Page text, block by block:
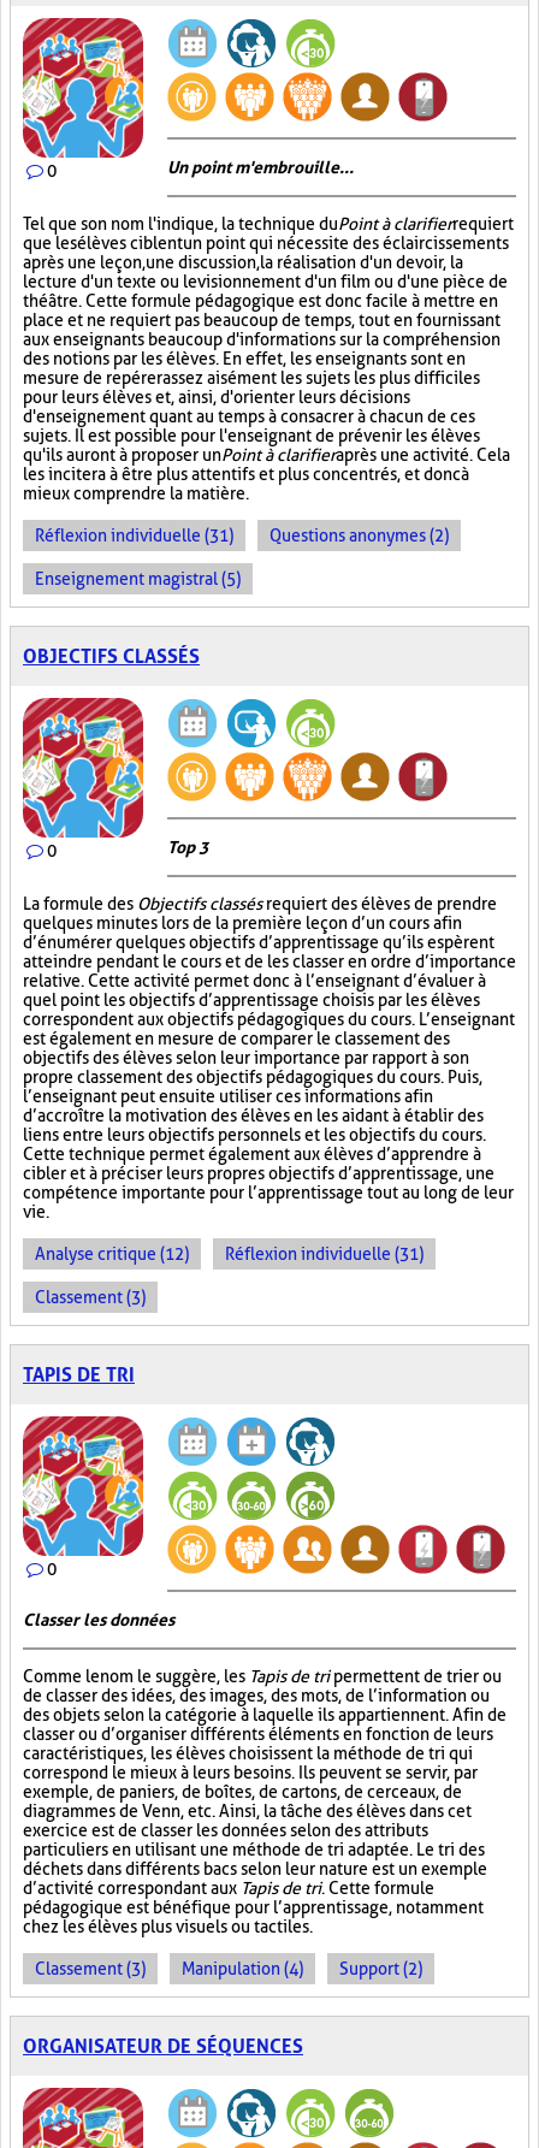
0 Un point m'embrouille...
Tel que son nom l'indique, la technique duPoint à clarifierrequiert
que les élèves ciblent un point qui nécessite des éclaircissements
après une leçon, une discussion, la réalisation d'un devoir, la
lecture d'un texte ou le visionnement d'un film ou d'une pièce de
théâtre. Cette formule pédagogique est donc facile à mettre en
place et ne requiert pas beaucoup de temps, tout en fournissant
aux enseignants beaucoup d'informations sur la compréhension
des notions par les élèves. En effet, les enseignants sont en
mesure de repérer assez aisément les sujets les plus difficiles
pour leurs élèves et, ainsi, d'orienter leurs décisions
d'enseignement quant au temps à consacrer à chacun de ces
sujets. Il est possible pour l'enseignant de prévenir les élèves
qu'ils auront à proposer unPoint à clarifieraprès une activité. Cela
les incitera à être plus attentifs et plus concentrés, et donc à
mieux comprendre la matière.
Réflexion individuelle (31) Questions anonymes (2)
Enseignement magistral (5)
OBJECTIFS CLASSÉS
0 Top 3
La formule des Objectifs classésrequiert des élèves de prendre
quelques minutes lors de la première leçon d’un cours afin
d’énumérer quelques objectifs d’apprentissage qu’ils espèrent
atteindre pendant le cours et de les classer en ordre d’importance
relative. Cette activité permet donc à l’enseignant d’évaluer à
quel point les objectifs d’apprentissage choisis par les élèves
correspondent aux objectifs pédagogiques du cours. L’enseignant
est également en mesure de comparer le classement des
objectifs des élèves selon leur importance par rapport à son
propre classement des objectifs pédagogiques du cours. Puis,
l’enseignant peut ensuite utiliser ces informations afin
d’accroître la motivation des élèves en les aidant à établir des
liens entre leurs objectifs personnels et les objectifs du cours.
Cette technique permet également aux élèves d’apprendre à
cibler et à préciser leurs propres objectifs d’apprentissage, une
compétence importante pour l’apprentissage tout au long de leur
vie.
Analyse critique (12) Réflexion individuelle (31)
Classement (3)
TAPIS DE TRI
0
Classer les données
Comme le nom le suggère, les Tapis de tripermettent de trier ou
de classer des idées, des images, des mots, de l’information ou
des objets selon la catégorie à laquelle ils appartiennent. Afin de
classer ou d’organiser différents éléments en fonction de leurs
caractéristiques, les élèves choisissent la méthode de tri qui
correspond le mieux à leurs besoins. Ils peuvent se servir, par
exemple, de paniers, de boîtes, de cartons, de cerceaux, de
diagrammes de Venn, etc. Ainsi, la tâche des élèves dans cet
exercice est de classer les données selon des attributs
particuliers en utilisant une méthode de tri adaptée. Le tri des
déchets dans différents bacs selon leur nature est un exemple
d’activité correspondant aux Tapis de tri. Cette formule
pédagogique est bénéfique pour l’apprentissage, notamment
chez les élèves plus visuels ou tactiles.
Classement (3) Manipulation (4) Support (2)
ORGANISATEUR DE SÉQUENCES